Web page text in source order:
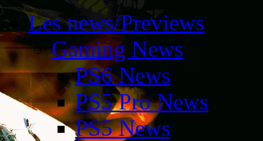
Les news/Previews
Gaming News
PS6 News
PS5 Pro News
PS5 News